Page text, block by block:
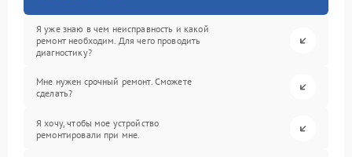
Я уже знаю в чем неисправность и какой
ремонт необходим. Для чего проводить
диагностику?
Мне нужен срочный ремонт. Сможете
сделать?
Я хочу, чтобы мое устройство
ремонтировали при мне.